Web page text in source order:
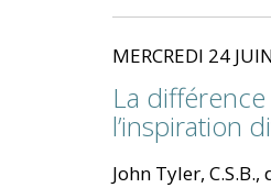
MERCREDI 24
La
l’inspiration
John Tyler,